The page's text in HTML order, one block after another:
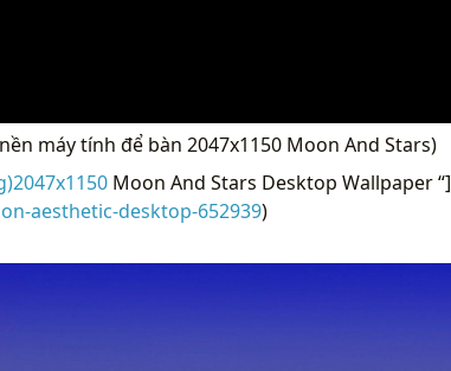
máy tính để bàn 2047x1150 Moon And Stars)
Moon And Stars Desktop Wallpaper “]
aesthetic-desktop-652939)